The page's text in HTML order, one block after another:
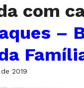
com
–
2019